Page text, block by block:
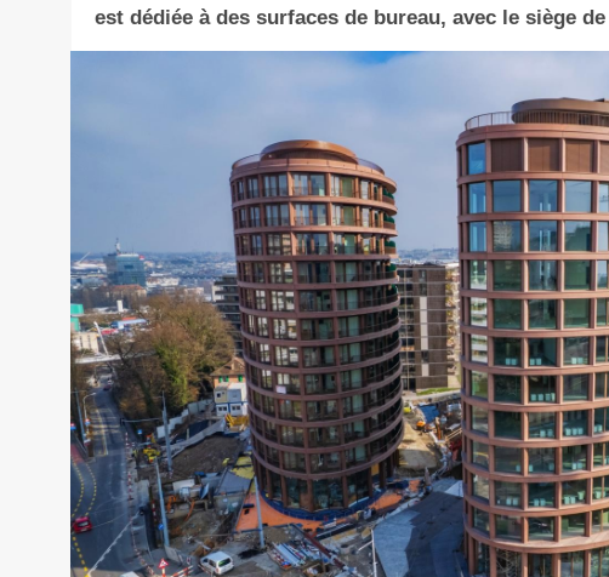
est dédiée à des surfaces de bureau, avec le siège